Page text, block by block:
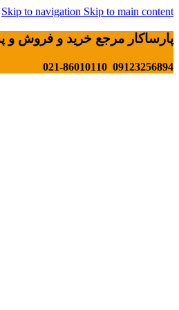
Skip to navigation Skip to main content
پارساکار مرجع خرید و فروش و
09123256894 021-86010110